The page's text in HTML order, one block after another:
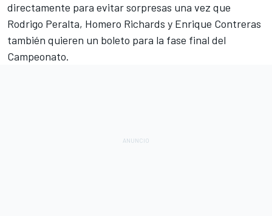
directamente para evitar sorpresas una vez que
Rodrigo Peralta, Homero Richards y Enrique Contreras
también quieren un boleto para la fase final del
Campeonato.